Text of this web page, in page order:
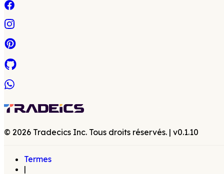
© 2026 Tradecics Inc. Tous droits réservés. | v0.1.10
Termes
|